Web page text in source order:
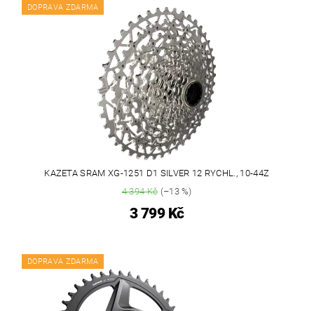
DOPRAVA ZDARMA
KAZETA SRAM XG-1251 D1 SILVER 12 RYCHL., 10-44Z
4 394 Kč(–13 %)
3 799 Kč
DOPRAVA ZDARMA